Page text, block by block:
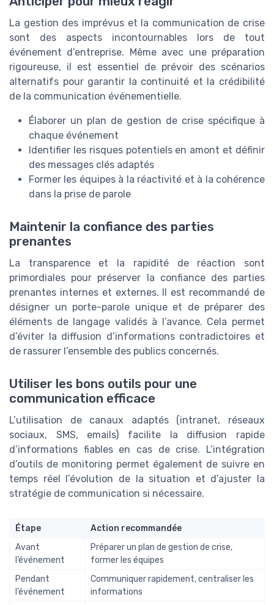
La gestion des imprévus et la communication de crise
sont des aspects incontournables lors de tout
événement d’entreprise. Même avec une préparation
rigoureuse, il est essentiel de prévoir des scénarios
alternatifs pour garantir la continuité et la crédibilité
de la communication événementielle.
Élaborer un plan de gestion de crise spécifique à
chaque événement
Identifier les risques potentiels en amont et définir
des messages clés adaptés
Former les équipes à la réactivité et à la cohérence
dans la prise de parole
Maintenir la confiance des parties
prenantes
La transparence et la rapidité de réaction sont
primordiales pour préserver la confiance des parties
prenantes internes et externes. Il est recommandé de
désigner un porte-parole unique et de préparer des
éléments de langage validés à l’avance. Cela permet
d’éviter la diffusion d’informations contradictoires et
de rassurer l’ensemble des publics concernés.
Utiliser les bons outils pour une
communication efficace
L’utilisation de canaux adaptés (intranet, réseaux
sociaux, SMS, emails) facilite la diffusion rapide
d’informations fiables en cas de crise. L’intégration
d’outils de monitoring permet également de suivre en
temps réel l’évolution de la situation et d’ajuster la
stratégie de communication si nécessaire.
Étape
Action recommandée
Avant
l’événement
Préparer un plan de gestion de crise,
former les équipes
Pendant
l’événement
Communiquer rapidement, centraliser les
informations